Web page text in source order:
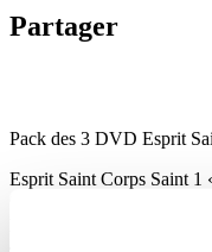
Corps
DVD
Partager
Pack des 3 DVD Esprit
Esprit Saint Corps Saint
passionnés par leur
Jacques, Quentin, Fabrice